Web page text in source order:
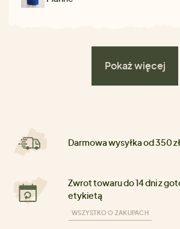
Pokaż więcej
Darmowa wysyłka od 350 zł
Zwrot towaru do 14 dni z
etykietą
WSZYSTKO O ZAKUPACH